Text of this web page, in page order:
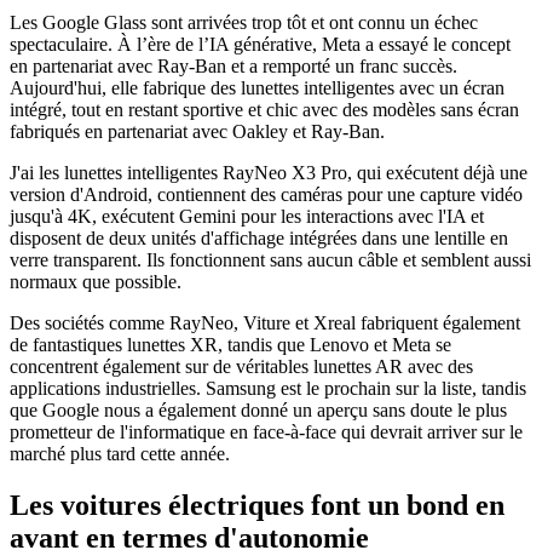
Les Google Glass sont arrivées trop tôt et ont connu un échec
spectaculaire. À l’ère de l’IA générative, Meta a essayé le concept
en partenariat avec Ray-Ban et a remporté un franc succès.
Aujourd'hui, elle fabrique des lunettes intelligentes avec un écran
intégré, tout en restant sportive et chic avec des modèles sans écran
fabriqués en partenariat avec Oakley et Ray-Ban.
J'ai les lunettes intelligentes RayNeo X3 Pro, qui exécutent déjà une
version d'Android, contiennent des caméras pour une capture vidéo
jusqu'à 4K, exécutent Gemini pour les interactions avec l'IA et
disposent de deux unités d'affichage intégrées dans une lentille en
verre transparent. Ils fonctionnent sans aucun câble et semblent aussi
normaux que possible.
Des sociétés comme RayNeo, Viture et Xreal fabriquent également
de fantastiques lunettes XR, tandis que Lenovo et Meta se
concentrent également sur de véritables lunettes AR avec des
applications industrielles. Samsung est le prochain sur la liste, tandis
que Google nous a également donné un aperçu sans doute le plus
prometteur de l'informatique en face-à-face qui devrait arriver sur le
marché plus tard cette année.
Les voitures électriques font un bond en
avant en termes d'autonomie